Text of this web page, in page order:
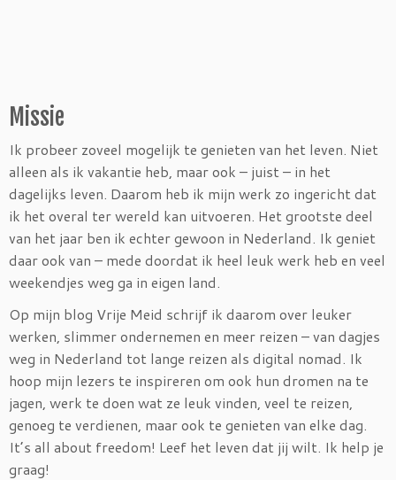
Missie
Ik probeer zoveel mogelijk te genieten van het leven. Niet
alleen als ik vakantie heb, maar ook – juist – in het
dagelijks leven. Daarom heb ik mijn werk zo ingericht dat
ik het overal ter wereld kan uitvoeren. Het grootste deel
van het jaar ben ik echter gewoon in Nederland. Ik geniet
daar ook van – mede doordat ik heel leuk werk heb en veel
weekendjes weg ga in eigen land.
Op mijn blog Vrije Meid schrijf ik daarom over leuker
werken, slimmer ondernemen en meer reizen – van dagjes
weg in Nederland tot lange reizen als digital nomad. Ik
hoop mijn lezers te inspireren om ook hun dromen na te
jagen, werk te doen wat ze leuk vinden, veel te reizen,
genoeg te verdienen, maar ook te genieten van elke dag.
It’s all about freedom! Leef het leven dat jij wilt. Ik help je
graag!